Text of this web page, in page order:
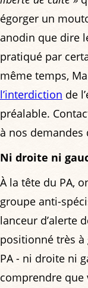
égorger un
anodin que dire
pratiqué par
même temps,
l’interdiction de
préalable.
à nos demandes
Ni droite ni
À la tête du PA,
groupe anti-
lanceur d’alerte
positionné très à
PA - ni droite ni
comprendre que